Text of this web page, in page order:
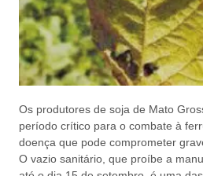
Os produtores de soja de Mato
período crítico para o combate à
doença que pode comprometer
O vazio sanitário, que proíbe a